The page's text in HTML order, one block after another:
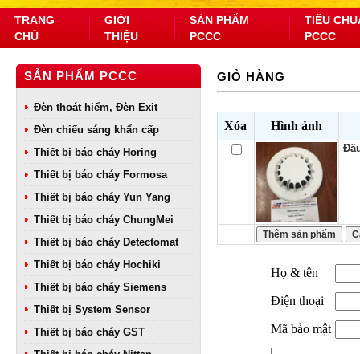
TRANG
CHỦ
GIỚI
THIỆU
SẢN PHẨM
PCCC
TIÊU
PCCC
SẢN PHẨM PCCC
Đèn thoát hiểm, Đèn Exit
Đèn chiếu sáng khẩn cấp
Thiết bị báo cháy Horing
Thiết bị báo cháy Formosa
Thiết bị báo cháy Yun Yang
Thiết bị báo cháy ChungMei
Thiết bị báo cháy Detectomat
Thiết bị báo cháy Hochiki
Thiết bị báo cháy Siemens
Thiết bị System Sensor
Thiết bị báo cháy GST
GIỎ HÀNG
Xóa Hình ảnh
Họ & tên
Điện thoại
Mã bảo mật